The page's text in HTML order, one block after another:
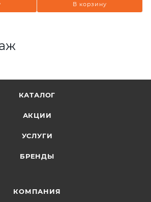
В корзину
КАТАЛОГ
АКЦИИ
УСЛУГИ
БРЕНДЫ
КОМПАНИЯ